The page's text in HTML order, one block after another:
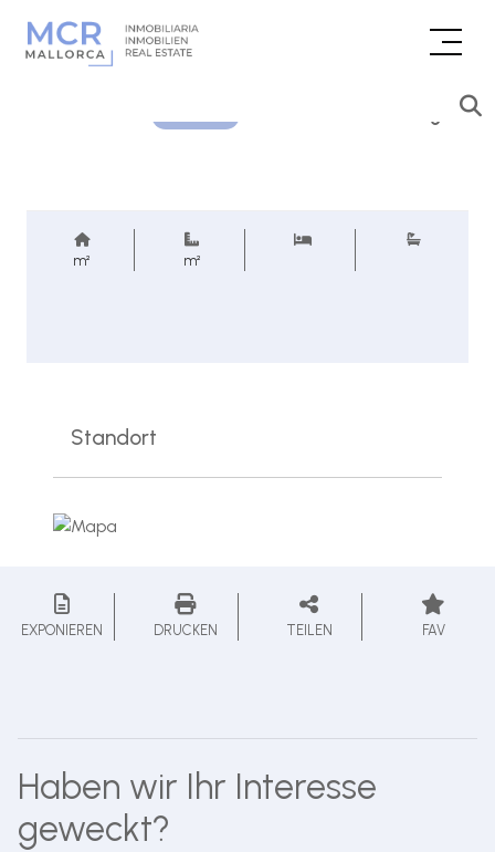
m² m²
Standort
EXPONIEREN DRUCKEN TEILEN FAV
Haben wir Ihr Interesse
geweckt?